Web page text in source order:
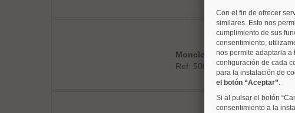
Moncloa
Ref: 50004716
Con el fin de ofrecer
similares. Esto nos
cumplimiento de sus
consentimiento,
nos permite adaptarla a
configuración de cada
para la instalación de
el botón “Aceptar”.
Si al pulsar el botón
consentimiento a la